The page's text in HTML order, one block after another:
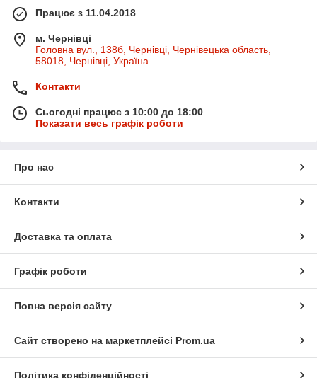
Працює з 11.04.2018
м. Чернівці
Головна вул., 138б, Чернівці, Чернівецька область,
58018, Чернівці, Україна
Контакти
Сьогодні працює з 10:00 до 18:00
Показати весь графік роботи
Про нас
Контакти
Доставка та оплата
Графік роботи
Повна версія сайту
Сайт створено на маркетплейсі Prom.ua
Політика конфіденційності